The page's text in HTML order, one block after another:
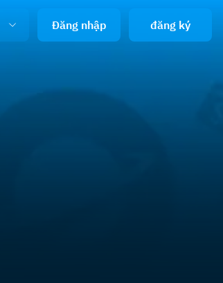
Đăng nhập đăng ký